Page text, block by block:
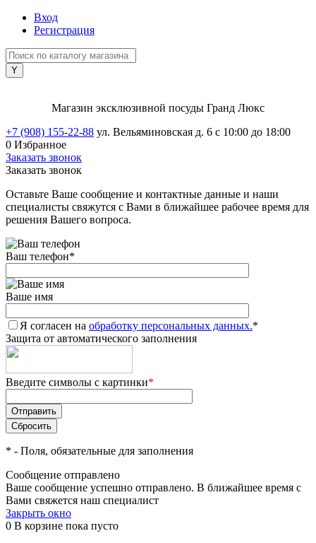
Вход
Регистрация
Магазин эксклюзивной посуды Гранд Люкс
+7 (908) 155-22-88 ул. Вельяминовская д. 6 с 10:00 до 18:00
0 Избранное
Заказать звонок
Заказать звонок
Оставьте Ваше сообщение и контактные данные и наши
специалисты свяжутся с Вами в ближайшее рабочее время для
решения Вашего вопроса.
Ваш телефон*
Ваше имя
Я согласен на обработку персональных данных.*
Защита от автоматического заполнения
Введите символы с картинки*
* - Поля, обязательные для заполнения
Сообщение отправлено
Ваше сообщение успешно отправлено. В ближайшее время с
Вами свяжется наш специалист
Закрыть окно
0 В корзине пока пусто